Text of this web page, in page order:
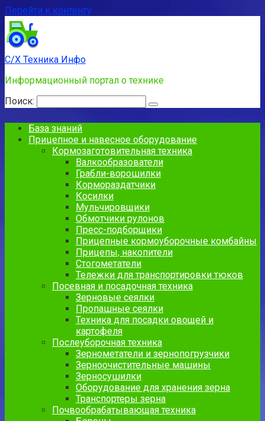
Перейти к контенту
С/Х Техника Инфо
Информационный портал о технике
Поиск:
База знаний
Прицепное и навесное оборудование
Кормозаготовительная техника
Валкообразователи
Грабли-ворошилки
Кормораздатчики
Косилки
Мульчировщики
Обмотчики рулонов
Пресс-подборщики
Прицепные кормоуборочные комбайны
Прицепы, накопители
Стогометатели
Тележки для транспортировки тюков
Посевная и посадочная техника
Зерновые сеялки
Пропашные сеялки
Техника для посадки овощей и
картофеля
Послеуборочная техника
Зернометатели и зернопогрузчики
Зерноочистительные машины
Зерносушилки
Оборудование для хранения зерна
Транспортеры зерна
Почвообрабатывающая техника